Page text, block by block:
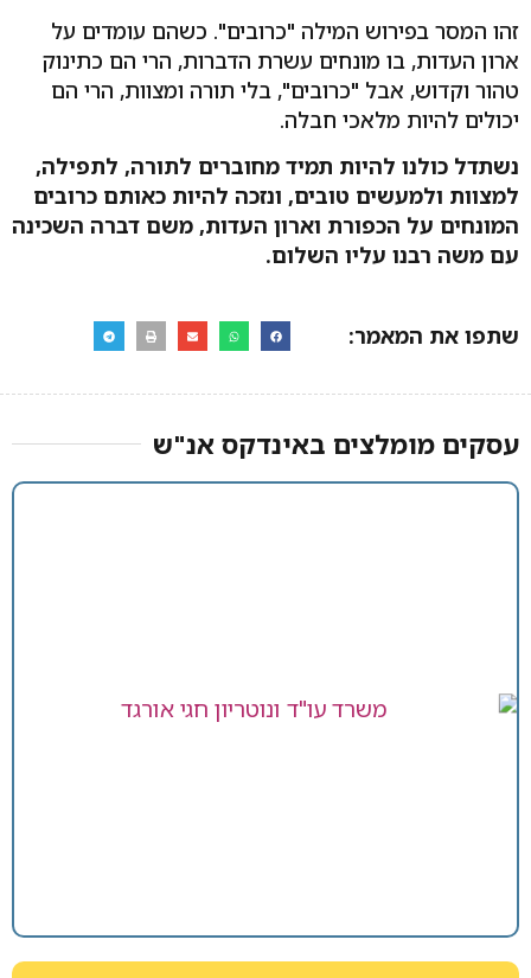
זהו המסר בפירוש המילה "כרובים". כשהם עומדים על
ארון העדות, בו מונחים עשרת הדברות, הרי הם כתינוק
טהור וקדוש, אבל "כרובים", בלי תורה ומצוות, הרי הם
יכולים להיות מלאכי חבלה.
נשתדל כולנו להיות תמיד מחוברים לתורה, לתפילה,
למצוות ולמעשים טובים, ונזכה להיות כאותם כרובים
המונחים על הכפורת וארון העדות, משם דברה השכינה
עם משה רבנו עליו השלום.
שתפו את המאמר:
עסקים מומלצים באינדקס אנ"ש​